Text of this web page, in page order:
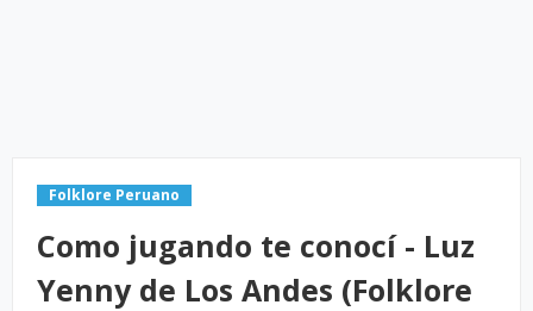
Folklore Peruano
Como jugando te conocí - Luz
Yenny de Los Andes (Folklore